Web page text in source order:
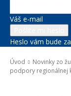
Váš e-mail
Heslo vám bude
Úvod Novinky zo
podpory regionálnej